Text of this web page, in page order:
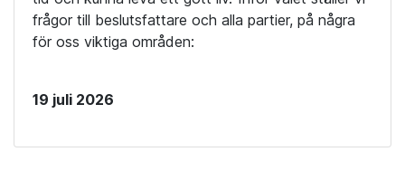
frågor till beslutsfattare och alla partier, på några
för oss viktiga områden:
19 juli 2026